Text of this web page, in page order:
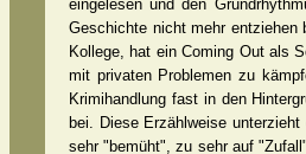
eingelesen und den
Geschichte nicht mehr entziehen
Kollege, hat ein Coming Out als
mit privaten Problemen zu
Krimihandlung fast in den
bei. Diese Erzählweise
sehr "bemüht", zu sehr auf